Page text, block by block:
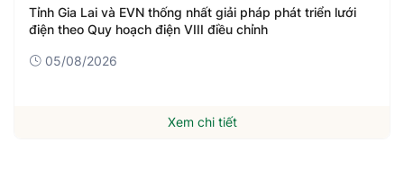
Tỉnh Gia Lai và EVN thống nhất giải pháp phát triển lưới
điện theo Quy hoạch điện VIII điều chỉnh
05/08/2026
Xem chi tiết